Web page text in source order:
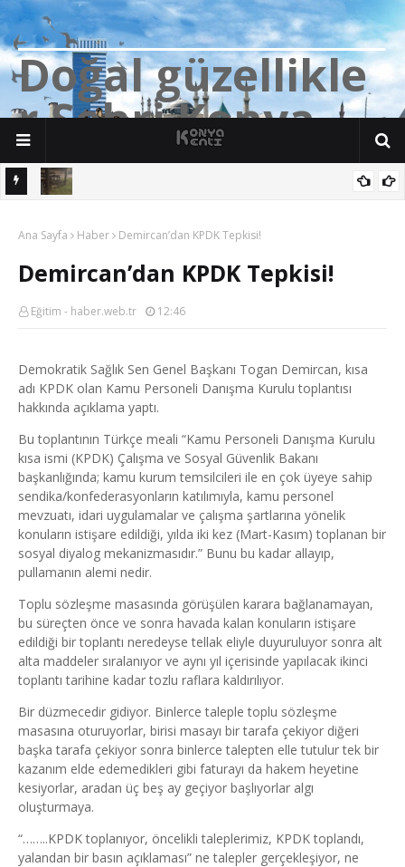
Doğalgüzellikle
rŞehriKonya
Ana Sayfa Haber Demircan’dan KPDK Tepkisi!
Demircan’dan KPDK Tepkisi!
Eğitim - haber.web.tr 12:46
Demokratik Sağlık Sen Genel Başkanı Togan Demircan, kısa
adı KPDK olan Kamu Personeli Danışma Kurulu toplantısı
hakkında açıklama yaptı.
Bu toplantının Türkçe meali “Kamu Personeli Danışma Kurulu
kısa ismi (KPDK) Çalışma ve Sosyal Güvenlik Bakanı
başkanlığında; kamu kurum temsilcileri ile en çok üyeye sahip
sendika/konfederasyonların katılımıyla, kamu personel
mevzuatı, idari uygulamalar ve çalışma şartlarına yönelik
konuların istişare edildiği, yılda iki kez (Mart-Kasım) toplanan bir
sosyal diyalog mekanizmasıdır.” Bunu bu kadar allayıp,
pullamanın alemi nedir.
Toplu sözleşme masasında görüşülen karara bağlanamayan,
bu süreçten önce ve sonra havada kalan konuların istişare
edildiği bir toplantı neredeyse tellak eliyle duyuruluyor sonra alt
alta maddeler sıralanıyor ve aynı yıl içerisinde yapılacak ikinci
toplantı tarihine kadar tozlu raflara kaldırılıyor.
Bir düzmecedir gidiyor. Binlerce taleple toplu sözleşme
masasına oturuyorlar, birisi masayı bir tarafa çekiyor diğeri
başka tarafa çekiyor sonra binlerce talepten elle tutulur tek bir
kazanım elde edemedikleri gibi faturayı da hakem heyetine
kesiyorlar, aradan üç beş ay geçiyor başlıyorlar algı
oluşturmaya.
“……..KPDK toplanıyor, öncelikli taleplerimiz, KPDK toplandı,
yalandan bir basın açıklaması” ne talepler gerçekleşiyor, ne